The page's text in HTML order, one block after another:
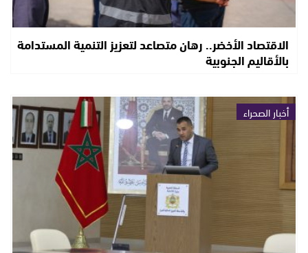
الاقتصاد الأخضر.. رهان متصاعد لتعزيز التنمية المستدامة
بالأقاليم الجنوبية
أخبار الصحراء